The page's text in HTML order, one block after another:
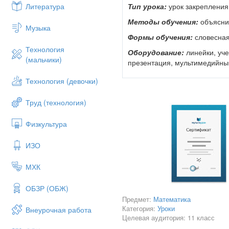
Литература
Музыка
Технология
(мальчики)
Технология (девочки)
Труд (технология)
Физкультура
ИЗО
МХК
ОБЗР (ОБЖ)
Внеурочная работа
веду их вверх, к
Вот и мы с вами сегодня
знания при решении задач
Урок будет состоять из 4
д/з.
№ 24 Ответ: 360 см2.
Актуализация
Учащиеся
боковой и полной
1.Определение пирамиды
1. Многогранник,
2. Многогранник,
плоскостях, и п
3. Многогранник,
Тип урока: урок закрепления
Методы обучения:
Формы обучения:
Оборудование: линейки,
презентация,
Проверка домашнего
Актуализация опорных
Деление на группы
Решение задач в группах
Разноуровневая
Подведение итогов
Сообщение домашнего
Рефлексия.
Предмет: Математика
Категория: Уроки
Целевая аудитория: 11 класс